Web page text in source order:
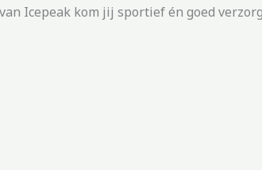
Icepeak kom jij sportief én goed